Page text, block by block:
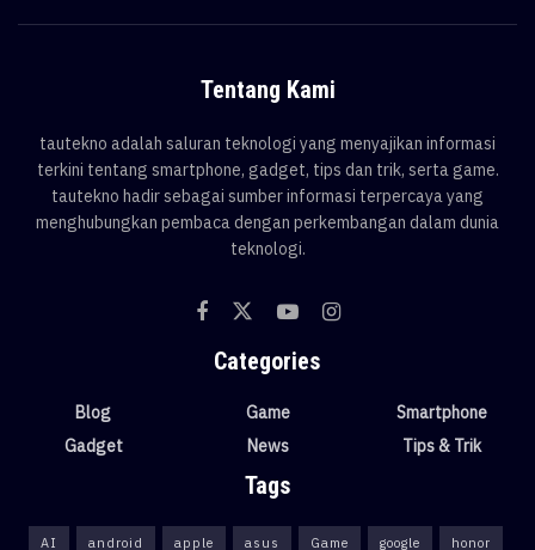
Tentang Kami
tautekno adalah saluran teknologi yang menyajikan informasi
terkini tentang smartphone, gadget, tips dan trik, serta game.
tautekno hadir sebagai sumber informasi terpercaya yang
menghubungkan pembaca dengan perkembangan dalam dunia
teknologi.
Categories
Blog
Gadget
Game
News
Smartphone
Tips & Trik
Tags
AI android apple asus Game google honor